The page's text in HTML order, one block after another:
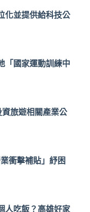
化並提供給科技公
「國家運動訓練中
旅遊相關產業公
衝擊補貼」紓困
人吃飯？高雄好家